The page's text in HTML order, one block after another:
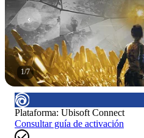
1/7
Plataforma: Ubisoft Connect
Consultar guía de activación